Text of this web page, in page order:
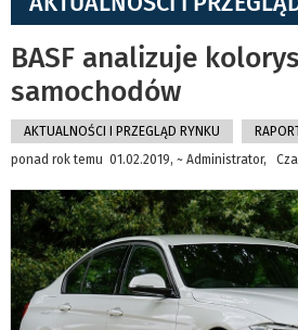
BASF analizuje
samochodów
AKTUALNOŚCI I PRZEGLĄD RYNKU
ponad rok temu 01.02.2019, ~ Administrator,